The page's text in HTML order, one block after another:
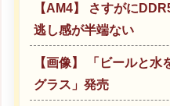
【AM4】 さすがに
逃し感が半端ない
【画像】 「ビールと
グラス」発売